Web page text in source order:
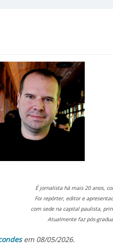
É jornalista há mais 20 anos,
Foi repórter, editor e
com sede na capital paulista,
Atualmente faz pós-
em 08/05/2026.